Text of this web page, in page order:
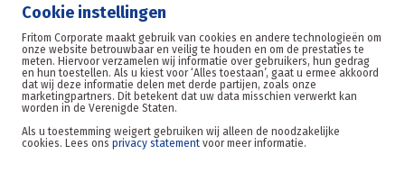
Cookie instellingen
Fritom Corporate maakt gebruik van cookies en andere technologieën om
onze website betrouwbaar en veilig te houden en om de prestaties te
meten. Hiervoor verzamelen wij informatie over gebruikers, hun gedrag
en hun toestellen. Als u kiest voor ‘Alles toestaan’, gaat u ermee akkoord
dat wij deze informatie delen met derde partijen, zoals onze
marketingpartners. Dit betekent dat uw data misschien verwerkt kan
worden in de Verenigde Staten.
Als u toestemming weigert gebruiken wij alleen de noodzakelijke
cookies. Lees onsprivacy statement voor meer informatie.
+31 515 570 071
sales@fritom.nl
Oosterom 11, 8602DE Sneek